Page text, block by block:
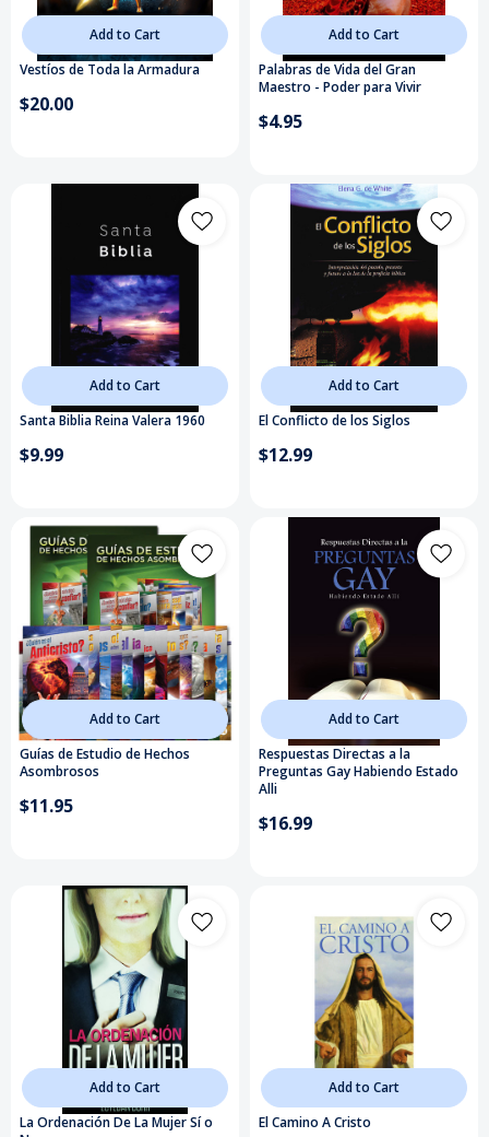
Add to Cart
Vestíos de Toda la Armadura
$20.00
Add to Cart
Palabras de Vida del Gran
Maestro - Poder para Vivir
$4.95
Add to Cart
Santa Biblia Reina Valera 1960
$9.99
Add to Cart
El Conflicto de los Siglos
$12.99
Add to Cart
Guías de Estudio de Hechos
Asombrosos
$11.95
Add to Cart
Respuestas Directas a la
Preguntas Gay Habiendo Estado
Alli
$16.99
Add to Cart
La Ordenación De La Mujer Sí o
Add to Cart
El Camino A Cristo